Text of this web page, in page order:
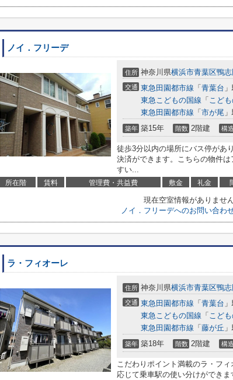
ノイ．フリーデ
住所 神奈川県横浜市青葉区鴨
交通 東急田園都市線 「 青葉台
東急こどもの国線 「 こども
東急田園都市線 「 市が尾
築年 築15年 階数 2階建 構造
徒歩3分以内の場所にバス停があ
決済ができます。こちらの物件
すい...
所在階 賃料 管理費・共益費 敷金 礼金
現在空室情報がありません
ノイ．フリーデへのお問い合わ
ラ・フィオーレ
住所 神奈川県横浜市青葉区鴨
交通 東急田園都市線 「 青葉台
東急こどもの国線 「 こども
東急田園都市線 「 藤が丘
築年 築18年 階数 2階建 構造
こだわりポイント満載のラ・フ
応じて乗車駅の使い分けができ